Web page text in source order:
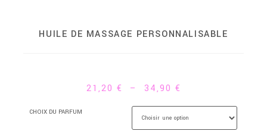
HUILE DE MASSAGE PERSONNALISABLE
21,20 € – 34,90 €
CHOIX DU PARFUM